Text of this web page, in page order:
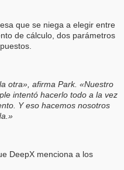
que se niega a elegir entre
de cálculo, dos parámetros
otra», afirma Park. «Nuestro
intentó hacerlo todo a la vez
Y eso hacemos nosotros
DeepX menciona a los